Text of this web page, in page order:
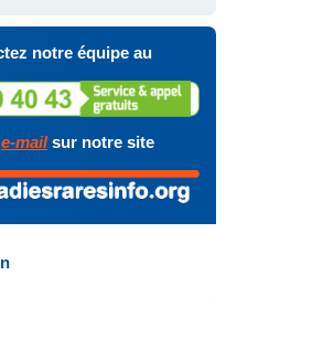
notre équipe au
e-mailsur notre site